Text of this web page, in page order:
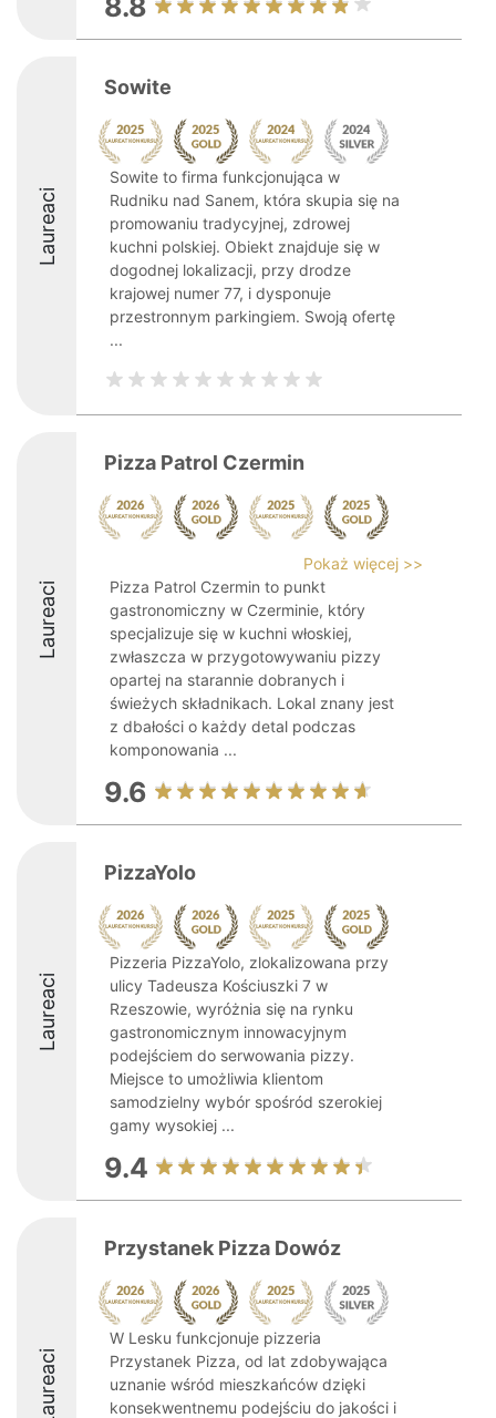
8.8
Laureaci
Sowite
Sowite to firma funkcjonująca w
Rudniku nad Sanem, która skupia się na
promowaniu tradycyjnej, zdrowej
kuchni polskiej. Obiekt znajduje się w
dogodnej lokalizacji, przy drodze
krajowej numer 77, i dysponuje
przestronnym parkingiem. Swoją ofertę
...
Laureaci
Pizza Patrol Czermin
Pokaż więcej >>
Pizza Patrol Czermin to punkt
gastronomiczny w Czerminie, który
specjalizuje się w kuchni włoskiej,
zwłaszcza w przygotowywaniu pizzy
opartej na starannie dobranych i
świeżych składnikach. Lokal znany jest
z dbałości o każdy detal podczas
komponowania ...
9.6
Laureaci
PizzaYolo
Pizzeria PizzaYolo, zlokalizowana przy
ulicy Tadeusza Kościuszki 7 w
Rzeszowie, wyróżnia się na rynku
gastronomicznym innowacyjnym
podejściem do serwowania pizzy.
Miejsce to umożliwia klientom
samodzielny wybór spośród szerokiej
gamy wysokiej ...
9.4
Laureaci
Przystanek Pizza Dowóz
W Lesku funkcjonuje pizzeria
Przystanek Pizza, od lat zdobywająca
uznanie wśród mieszkańców dzięki
konsekwentnemu podejściu do jakości i